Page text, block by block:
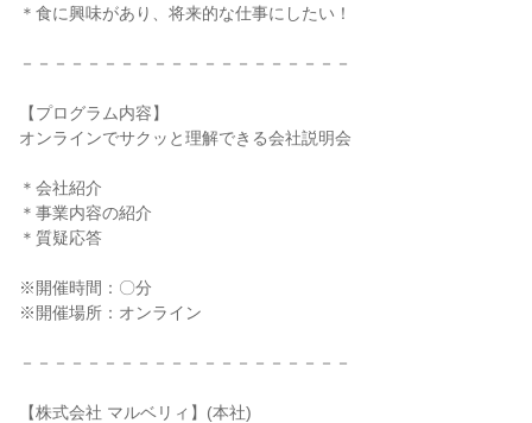
＊食に興味があり、将来的な仕事にしたい！
－－－－－－－－－－－－－－－－－－－－
【プログラム内容】
オンラインでサクッと理解できる会社説明会
＊会社紹介
＊事業内容の紹介
＊質疑応答
※開催時間：〇分
※開催場所：オンライン
－－－－－－－－－－－－－－－－－－－－
【株式会社 マルベリィ】(本社)